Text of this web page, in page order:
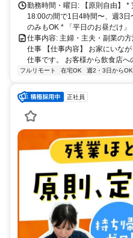
勤務時間・曜日: 【原則自由】
18:00の間で1日4時間〜、週3
のみもOK * 「平日のお昼だけ」
仕事内容: 主婦・主夫・副業の
仕事 【仕事内容】 お家にいな
仕事です。 お客様から飲食店
フルリモート 在宅OK 週2・3日からOK
正社員